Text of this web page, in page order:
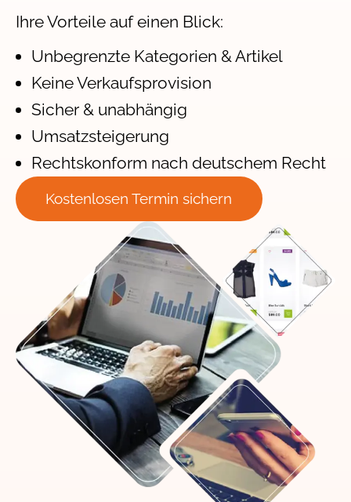
Ihre Vorteile auf einen Blick:
Unbegrenzte Kategorien & Artikel
Keine Verkaufsprovision
Sicher & unabhängig
Umsatzsteigerung
Rechtskonform nach deutschem Recht
Kostenlosen Termin sichern